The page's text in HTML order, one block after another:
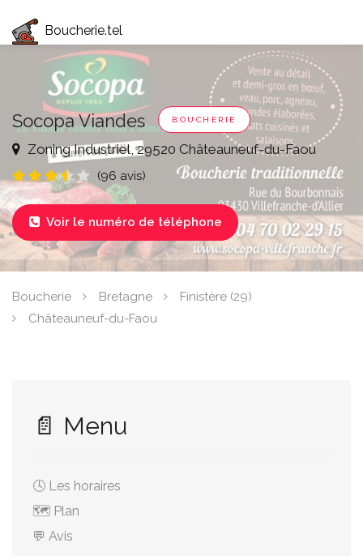
Boucherie.tel
Socopa Viandes BOUCHERIE
Zoning Industriel, 29520 Châteauneuf-du-Faou
(96 avis)
 Voir le numéro de téléphone
Boucherie Bretagne
Finistère (29)
Châteauneuf-du-Faou
📄 Menu
🕓 Les horaires
🗺️ Plan
💬 Avis